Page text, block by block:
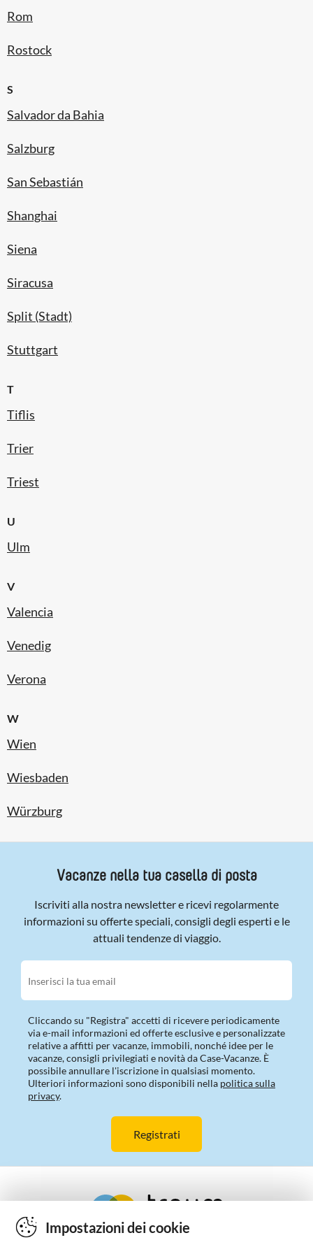
Rom
Rostock
S
Salvador da Bahia
Salzburg
San Sebastián
Shanghai
Siena
Siracusa
Split (Stadt)
Stuttgart
T
Tiflis
Trier
Triest
U
Ulm
V
Valencia
Venedig
Verona
W
Wien
Wiesbaden
Würzburg
Vacanze nella tua casella di posta
Iscriviti alla nostra newsletter e ricevi regolarmente
informazioni su offerte speciali, consigli degli esperti e le
attuali tendenze di viaggio.
Inserisci la tua email
Cliccando su "Registra" accetti di ricevere periodicamente
via e-mail informazioni ed offerte esclusive e personalizzate
relative a affitti per vacanze, immobili, nonché idee per le
vacanze, consigli privilegiati e novità da Case-Vacanze. È
possibile annullare l'iscrizione in qualsiasi momento.
Ulteriori informazioni sono disponibili nella politica sulla
privacy.
Impostazioni dei cookie